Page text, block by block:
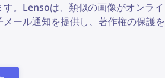
。Lensoは、類似の画像がオンライ
ール通知を提供し、著作権の保護を